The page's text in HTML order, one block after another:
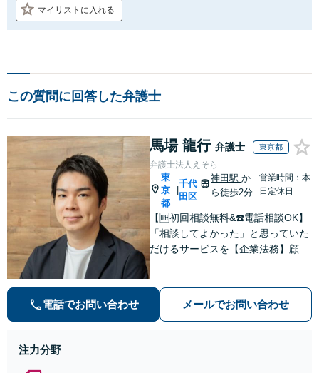
マイリストに入れる
この質問に回答した弁護士
馬場 龍行 弁護士 東京都
弁護士法人えそら
東
京
都
千代
田区
神田駅か
ら徒歩2分
営業時間：本
日定休日
【🆓初回相談無料&☎️電話相談OK】
「相談してよかった」と思っていた
だけるサービスを【企業法務】顧問
業法務プラン
電話でお問い合わせ メールでお問い合わせ
注力分野